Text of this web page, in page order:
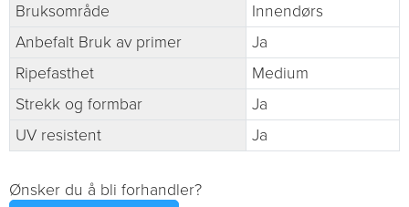
Bruksområde
Innendørs
Anbefalt Bruk av primer
Ja
Ripefasthet
Medium
Strekk og formbar
Ja
UV resistent
Ja
Ønsker du å bli forhandler?